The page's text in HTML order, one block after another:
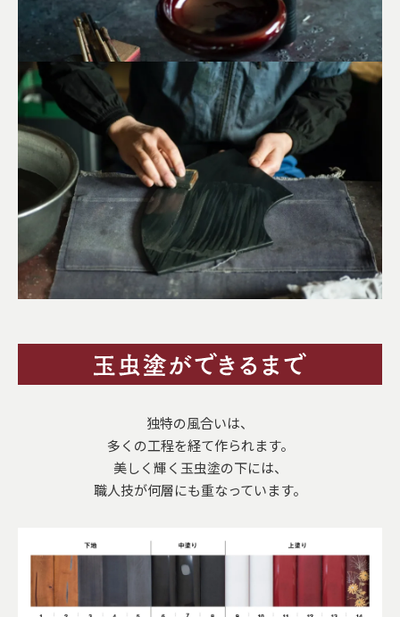
独特の風合いは、
多くの工程を経て作られます。
美しく輝く玉虫塗の下には、
職人技が何層にも重なっています。